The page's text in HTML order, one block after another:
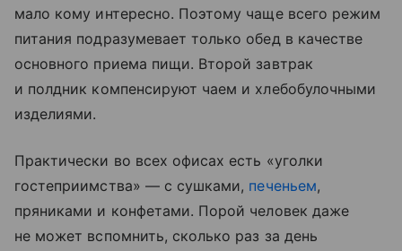
мало кому интересно. Поэтому чаще всего режим
питания подразумевает только обед в качестве
основного приема пищи. Второй завтрак
и полдник компенсируют чаем и хлебобулочными
изделиями.
Практически во всех офисах есть «уголки
гостеприимства» — с сушками, печеньем,
пряниками и конфетами. Порой человек даже
не может вспомнить, сколько раз за день